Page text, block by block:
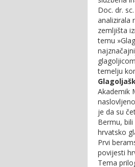
Doc. dr.
analizirala
zemljišta
temu
temelju
Akademik
je da su
Bermu,
hrvatsko
Prvi
povijesti
Tema